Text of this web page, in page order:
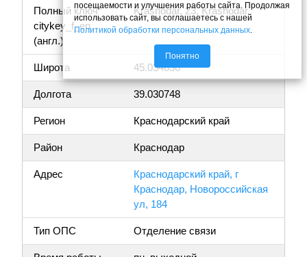
Полный ключ
citykey_f_en
(англ.)
Krasnodar, 23, Krasnodar
Широта 45.034630
Долгота 39.030748
Регион Краснодарский край
Район Краснодар
Адрес
Краснодарский край, г
Краснодар, Новороссийская
ул, 184
Тип ОПС Отделение связи
посещаемости и улучшения работы сайта. Продолжая
использовать сайт, вы соглашаетесь с нашей
Политикой обработки персональных данных.
Понятно